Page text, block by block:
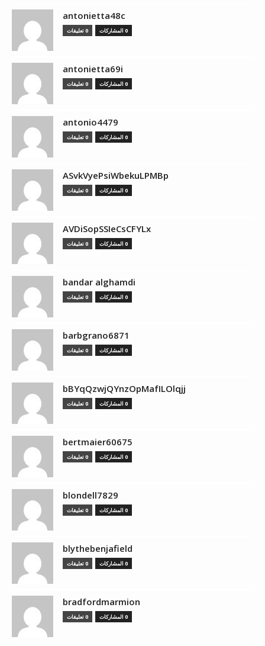
antonietta48c
0 المشاركات 0 تعليقات
antonietta69i
0 المشاركات 0 تعليقات
antonio4479
0 المشاركات 0 تعليقات
ASvkVyePsiWbekuLPMBp
0 المشاركات 0 تعليقات
AVDiSopSSIeCsCFYLx
0 المشاركات 0 تعليقات
bandar alghamdi
0 المشاركات 0 تعليقات
barbgrano6871
0 المشاركات 0 تعليقات
bBYqQzwjQYnzOpMafILOlqjj
0 المشاركات 0 تعليقات
bertmaier60675
0 المشاركات 0 تعليقات
blondell7829
0 المشاركات 0 تعليقات
blythebenjafield
0 المشاركات 0 تعليقات
bradfordmarmion
0 المشاركات 0 تعليقات